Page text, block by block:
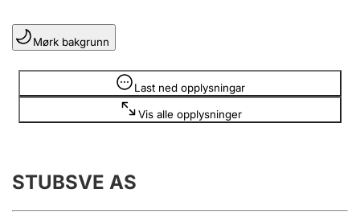
Lag og foreining
Registrere, endre, slette
Årsrekneskap
Innsending og forseinkingsgebyr
Mørk bakgrunn
Last ned opplysningar
Vis alle opplysninger
Opplysninger er skjult
STUBSVE AS